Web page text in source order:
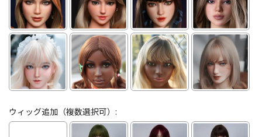
ウィッグ追加（複数選択可）: